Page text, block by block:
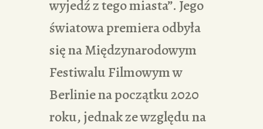
wyjedź z tego miasta”. Jego
światowa premiera odbyła
się na Międzynarodowym
Festiwalu Filmowym w
Berlinie na początku 2020
roku, jednak ze względu na